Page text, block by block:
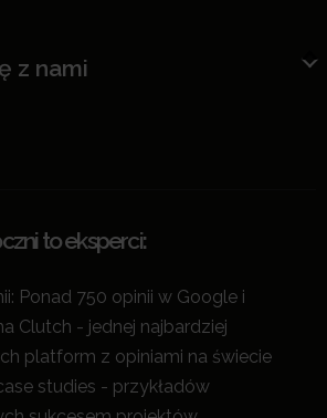
z nami
to eksperci:
Ponad 750 opinii w Google i
Clutch - jednej najbardziej
platform z opiniami na świecie
studies - przykładów